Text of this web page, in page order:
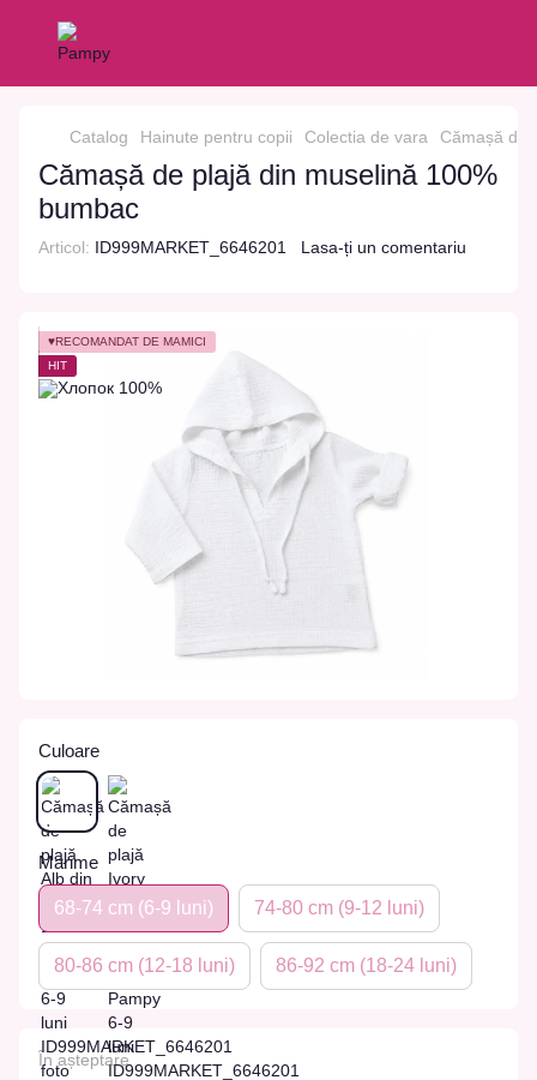
Catalog Hainute pentru copii Colectia de vara Cămașă de
Cămașă de plajă din muselină 100%
bumbac
Articol: ID999MARKET_6646201 Lasa-ți un comentariu
♥RECOMANDAT DE MĂMICI
HIT
Culoare
Marime
68-74 сm (6-9 luni) 74-80 сm (9-12 luni)
80-86 сm (12-18 luni) 86-92 сm (18-24 luni)
În așteptare